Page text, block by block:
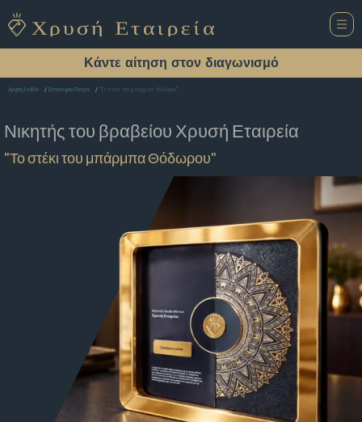
Κάντε αίτηση στον διαγωνισμό
Αρχική Σελίδα Εστιατόριο Πατρα "Το στέκι του μπάρμπα Θόδωρου"
Νικητής του βραβείου Χρυσή Εταιρεία
"Το στέκι του μπάρμπα Θόδωρου"